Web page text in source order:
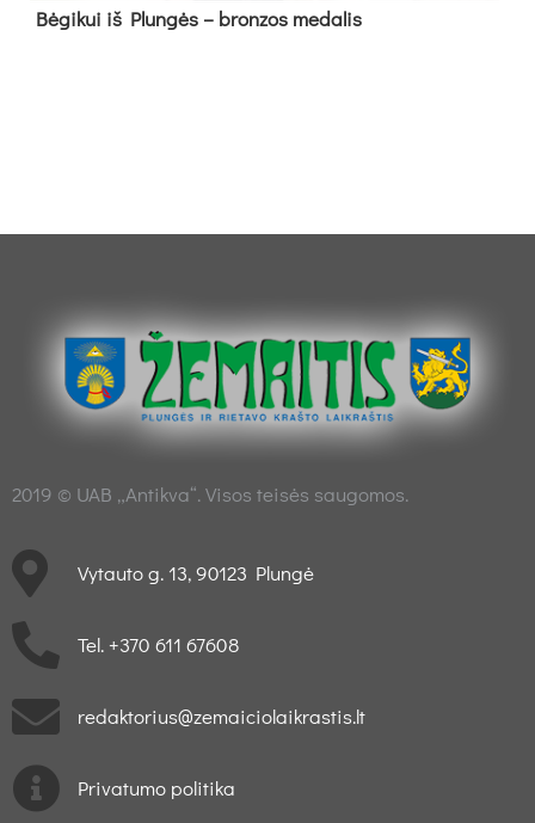
Bė­gi­kui iš Plun­gės – bron­zos me­da­lis
2019 © UAB „Antikva“. Visos teisės saugomos.
Vytauto g. 13, 90123 Plungė
Tel. +370 611 67608
redaktorius@zemaiciolaikrastis.lt
Privatumo politika